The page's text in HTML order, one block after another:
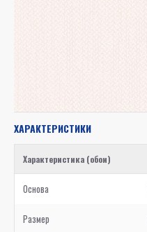
ХАРАКТЕРИСТИКИ
Характеристика (обои)
Основа
Размер